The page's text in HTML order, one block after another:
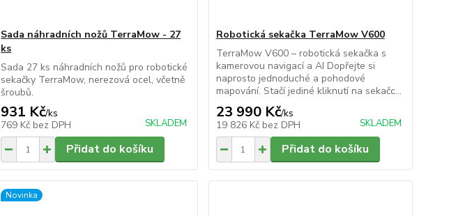
Sada náhradních nožů TerraMow - 27
ks
Sada 27 ks náhradních nožů pro robotické
sekačky TerraMow, nerezová ocel, včetně
šroubů.
931 Kč/ks
769 Kč bez DPH SKLADEM
Přidat do košíku
Robotická sekačka TerraMow V600
TerraMow V600 – robotická sekačka s
kamerovou navigací a AI Dopřejte si
naprosto jednoduché a pohodové
mapování. Stačí jediné kliknutí na sekačc...
23 990 Kč/ks
19 826 Kč bez DPH SKLADEM
Přidat do košíku
Novinka